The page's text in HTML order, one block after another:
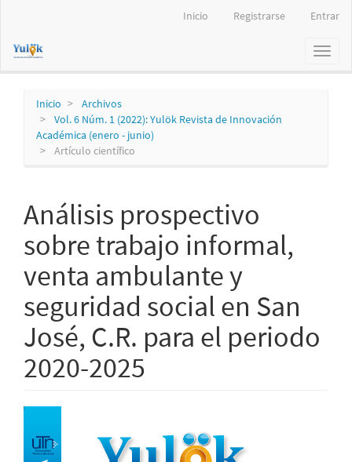
principal
Inicio Registrarse Entrar
Toggle
Inicio
Archivos
Vol. 6 Núm. 1 (2022): Yulök Revista de Innovación
Académica (enero - junio)
Artículo científico
Análisis prospectivo
sobre trabajo informal,
venta ambulante y
seguridad social en San
José, C.R. para el periodo
2020-2025
Barra
lateral